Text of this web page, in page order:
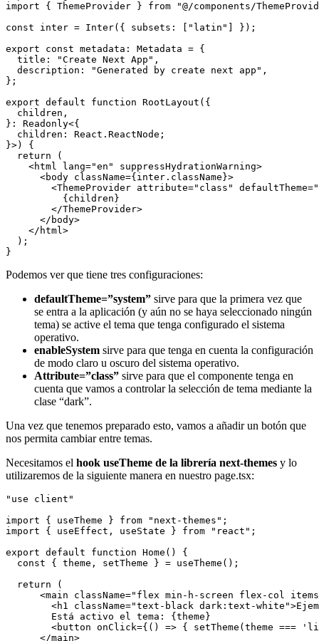
import { ThemeProvider } from "@/components/
const inter = Inter({ subsets: ["latin"] });
export const metadata: Metadata = {
  title: "Create Next App",
  description: "Generated by create next app",
};
export default function RootLayout({
  children,
}: Readonly<{
  children: React.ReactNode;
}>) {
  return (
    <html lang="en" suppressHydrationWarning>
      <body className={inter.className}>
<ThemeProvider attribute="class"
          {children}
        </ThemeProvider>
      </body>
    </html>
  );
Podemos ver que tiene tres configuraciones:
defaultTheme=”system” sirve para que la primera vez que
se entra a la aplicación (y aún no se haya seleccionado ningún
tema) se active el tema que tenga configurado el sistema
operativo.
enableSystem sirve para que tenga en cuenta la configuración
de modo claro u oscuro del sistema operativo.
Attribute=”class” sirve para que el componente tenga en
cuenta que vamos a controlar la selección de tema mediante la
clase “dark”.
Una vez que tenemos preparado esto, vamos a añadir un botón que
nos permita cambiar entre temas.
Necesitamos el hook useTheme de la librería next-themes y lo
utilizaremos de la siguiente manera en nuestro page.tsx:
"use client"
import { useTheme } from "next-themes";
import { useEffect, useState } from "react";
export default function Home() {
  const { theme, setTheme } = useTheme();
  return (
<main className="flex min-h-screen flex-col
<h1 className="text-black dark:text-
        Está activo el tema: {theme}
<button onClick={() => { setTheme(theme ===
      </main>